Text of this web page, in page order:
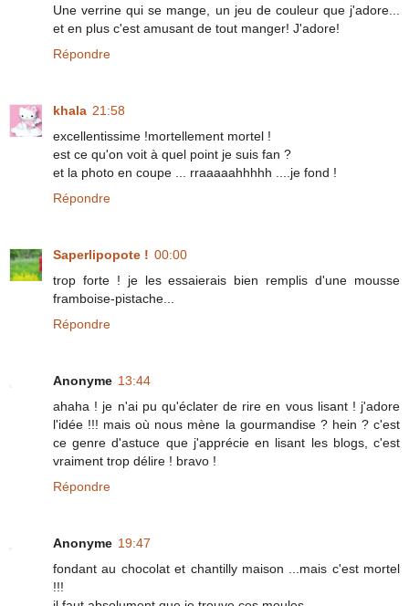
Une verrine qui se mange, un jeu de couleur que j'adore...
et en plus c'est amusant de tout manger! J'adore!
Répondre
khala 21:58
excellentissime !mortellement mortel !
est ce qu'on voit à quel point je suis fan ?
et la photo en coupe ... rraaaaahhhhh ....je fond !
Répondre
Saperlipopote ! 00:00
trop forte ! je les essaierais bien remplis d'une mousse
framboise-pistache...
Répondre
Anonyme 13:44
ahaha ! je n'ai pu qu'éclater de rire en vous lisant ! j'adore
l'idée !!! mais où nous mène la gourmandise ? hein ? c'est
ce genre d'astuce que j'apprécie en lisant les blogs, c'est
vraiment trop délire ! bravo !
Répondre
Anonyme 19:47
fondant au chocolat et chantilly maison ...mais c'est mortel
!!!